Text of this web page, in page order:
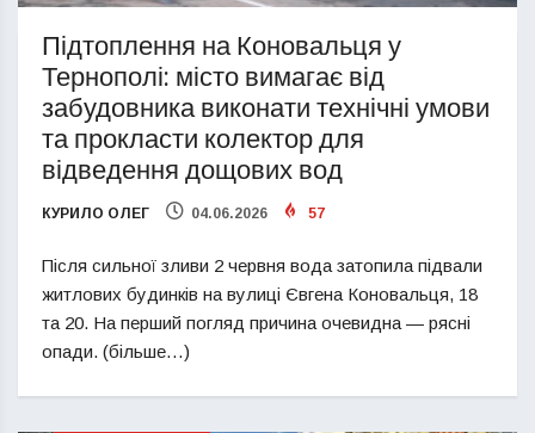
Підтоплення на Коновальця у
Тернополі: місто вимагає від
забудовника виконати технічні умови
та прокласти колектор для
відведення дощових вод
КУРИЛО ОЛЕГ 04.06.2026 57
Після сильної зливи 2 червня вода затопила підвали
житлових будинків на вулиці Євгена Коновальця, 18
та 20. На перший погляд причина очевидна — рясні
опади. (більше…)